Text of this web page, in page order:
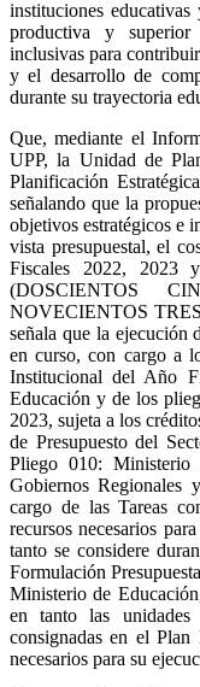
instituciones
productiva y
inclusivas para
y el desarrollo de
durante su trayectoria
Que, mediante el
UPP, la Unidad de
Planificación
señalando que la
objetivos estratégicos e
vista presupuestal, el
Fiscales 2022, 2023
(DOSCIENTOS
NOVECIENTOS
señala que la ejecución
en curso, con cargo a
Institucional del Año
Educación y de los
2023, sujeta a los
de Presupuesto del
Pliego 010:
Gobiernos Regionales
cargo de las Tareas
recursos necesarios
tanto se considere
Formulación
Ministerio de
en tanto las
consignadas en el
necesarios para su